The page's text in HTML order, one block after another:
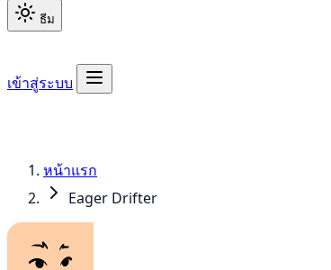
ธีม
เข้าสู่ระบบ
หน้าแรก
Eager Drifter